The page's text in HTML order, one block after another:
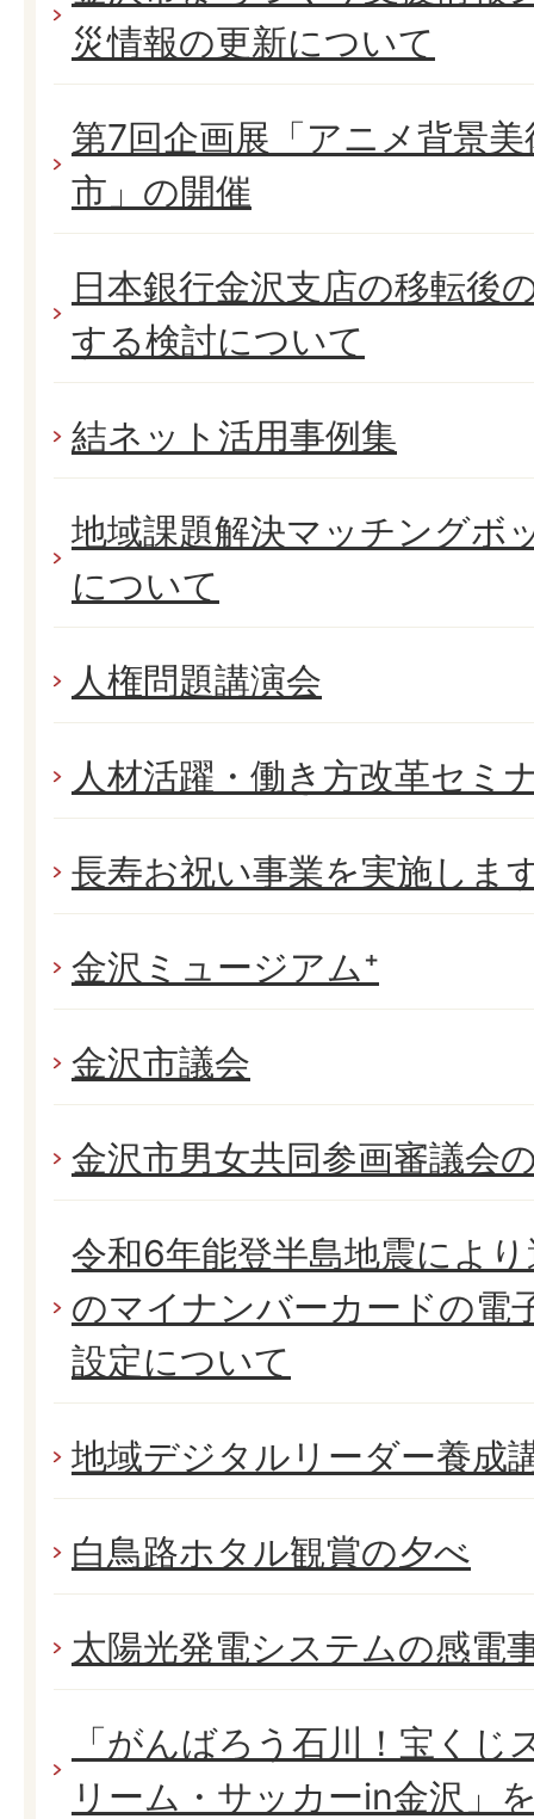
災情報の更新について
第7回企画展「アニメ背景
市」の開催
日本銀行金沢支店の移転後
する検討について
結ネット活用事例集
地域課題解決マッチングボ
について
人権問題講演会
人材活躍・働き方改革セミ
長寿お祝い事業を実施しま
金沢ミュージアム⁺
金沢市議会
金沢市男女共同参画審議会
令和6年能登半島地震によ
のマイナンバーカードの電
設定について
地域デジタルリーダー養成
白鳥路ホタル観賞の夕べ
太陽光発電システムの感電
「がんばろう石川！宝くじ
リーム・サッカーin金沢」